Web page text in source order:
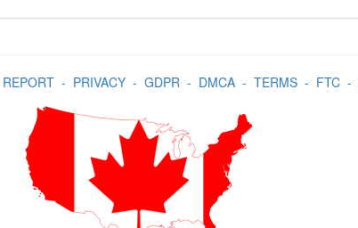
REPORT- PRIVACY- GDPR- DMCA- TERMS- FTC-